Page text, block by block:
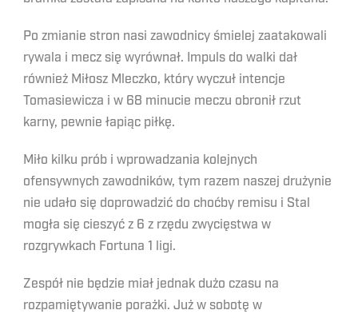
Po zmianie stron nasi zawodnicy śmielej zaatakowali
rywala i mecz się wyrównał. Impuls do walki dał
również Miłosz Mleczko, który wyczuł intencje
Tomasiewicza i w 68 minucie meczu obronił rzut
karny, pewnie łapiąc piłkę.
Miło kilku prób i wprowadzania kolejnych
ofensywnych zawodników, tym razem naszej drużynie
nie udało się doprowadzić do choćby remisu i Stal
mogła się cieszyć z 6 z rzędu zwycięstwa w
rozgrywkach Fortuna 1 ligi.
Zespół nie będzie miał jednak dużo czasu na
rozpamiętywanie porażki. Już w sobotę w